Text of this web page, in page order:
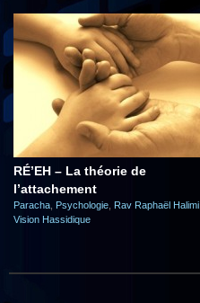
RÉ’EH – La théorie de
l’attachement
Paracha Psychologie Rav Raphaël Halimi
Vision Hassidique